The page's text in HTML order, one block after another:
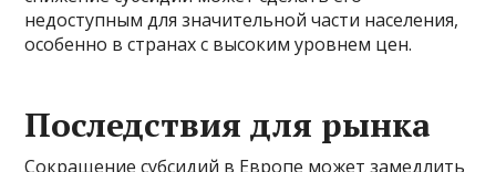
недоступным для значительной части населения,
особенно в странах с высоким уровнем цен.
Последствия для рынка
Сокращение субсидий в Европе может замедлить